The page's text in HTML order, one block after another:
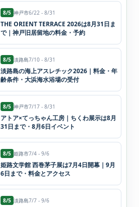
8/5 神戸市6/22 - 8/31
THE ORIENT TERRACE 2026は8月31日ま
で｜神戸旧居留地の料金・予約
8/5 淡路島7/10 - 8/31
淡路島の海上アスレチック2026｜料金・年
齢条件・大浜海水浴場の受付
8/5 神戸市7/17 - 8/31
アトア×てっちゃん工房｜ちくわ展示は8月
31日まで・8月6日イベント
8/5 姫路市7/4 - 9/6
姫路文学館 西巻茅子展は7月4日開幕｜9月
6日まで・料金とアクセス
8/5 淡路島7/7 - 9/6